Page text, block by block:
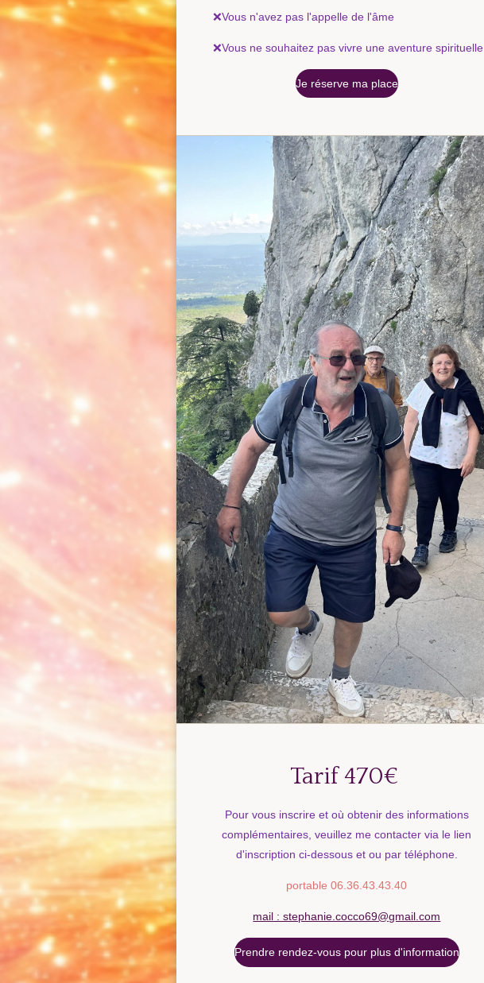
❌Vous n'avez pas l'appelle de l'âme
❌Vous ne souhaitez pas vivre une aventure spirituelle
Je réserve ma place
Tarif 470€
Pour vous inscrire et où obtenir des informations
complémentaires, veuillez me contacter via le lien
d'inscription ci-dessous et ou par téléphone.
portable 06.36.43.43.40
mail : stephanie.cocco69@gmail.com
Prendre rendez-vous pour plus d'information